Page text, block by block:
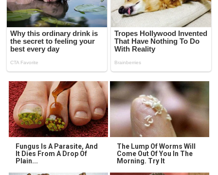
Fungus Is A Parasite, And
It Dies From A Drop Of
Plain...
The Lump Of Worms Will
Come Out Of You In The
Morning. Try It